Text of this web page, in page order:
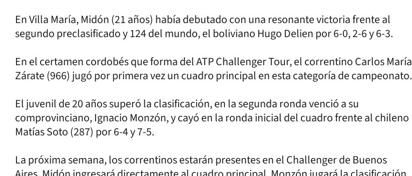
En Villa María, Midón (21 años) había debutado con una resonante victoria frente al
segundo preclasificado y 124 del mundo, el boliviano Hugo Delien por 6-0, 2-6 y 6-3.
En el certamen cordobés que forma del ATP Challenger Tour, el correntino Carlos María
Zárate (966) jugó por primera vez un cuadro principal en esta categoría de campeonato.
El juvenil de 20 años superó la clasificación, en la segunda ronda venció a su
comprovinciano, Ignacio Monzón, y cayó en la ronda inicial del cuadro frente al chileno
Matías Soto (287) por 6-4 y 7-5.
La próxima semana, los correntinos estarán presentes en el Challenger de Buenos